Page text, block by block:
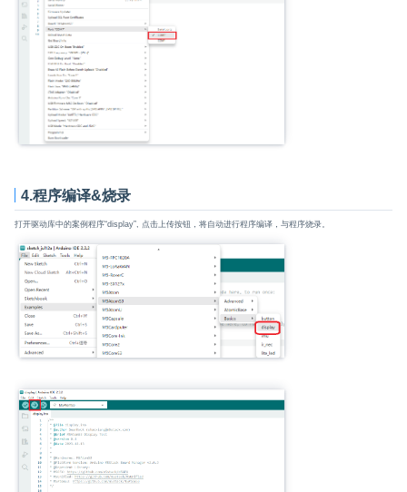
4.程序编译&烧录
打开驱动库中的案例程序“display”, 点击上传按钮，将自动进行程序编译，与程序烧录。